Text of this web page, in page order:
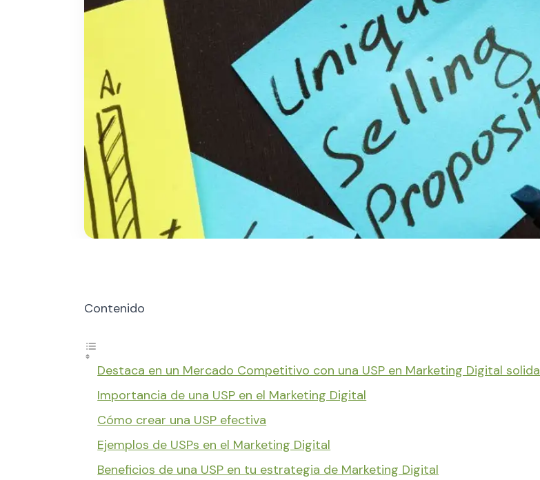
Contenido
Destaca en un Mercado Competitivo con una USP en Marketing Digital solida
Importancia de una USP en el Marketing Digital
Cómo crear una USP efectiva
Ejemplos de USPs en el Marketing Digital
Beneficios de una USP en tu estrategia de Marketing Digital